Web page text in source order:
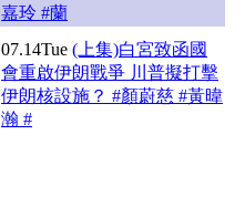
嘉玲 #蘭
07.14Tue (上集)白宮致函國
會重啟伊朗戰爭 川普擬打擊
伊朗核設施？ #顏蔚慈 #黃暐
瀚 #